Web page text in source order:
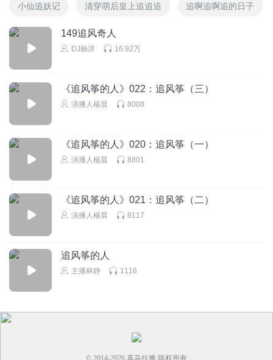
小仙追妖记 清穿萌后皇上追追追 追啊追啊追的日子
149追风奇人
DJ杨湃 16.92万
《追风筝的人》022：追风筝（三）
演播人楊晨 8008
《追风筝的人》020：追风筝（一）
演播人楊晨 8801
《追风筝的人》021：追风筝（二）
演播人楊晨 8117
追风筝的人
主播林静 1116
© 2014-2026 喜马拉雅 版权所有